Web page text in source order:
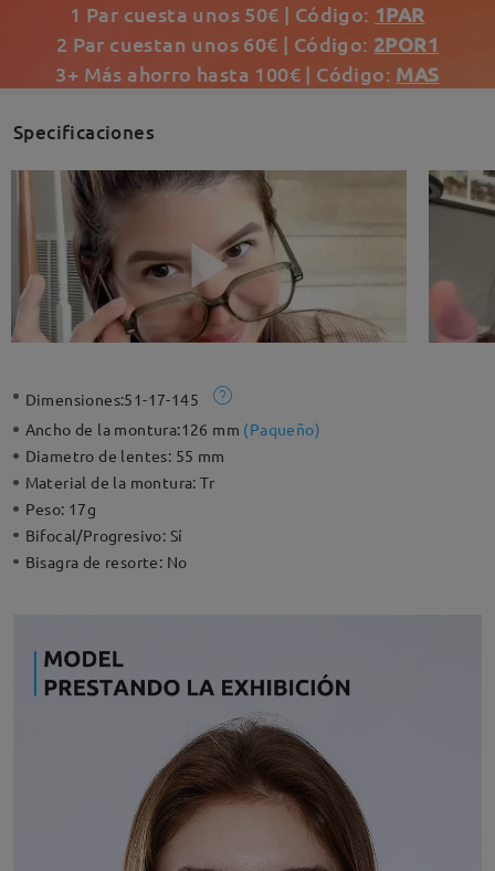
1 Par cuesta unos 50€ | Código: 1PAR
2 Par cuestan unos 60€ | Código: 2POR1
3+ Más ahorro hasta 100€ | Código: MAS
Specificaciones
Dimensiones:51-17-145
Ancho de la montura:126 mm (Paqueño)
Diametro de lentes: 55 mm
Material de la montura:Tr
Peso: 17g
Bifocal/Progresivo: Sí
Bisagra de resorte: No